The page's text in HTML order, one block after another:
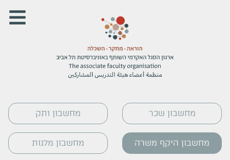
מחשבון שכר מחשבון ותק
מחשבון היקף משרה מחשבון מלגות